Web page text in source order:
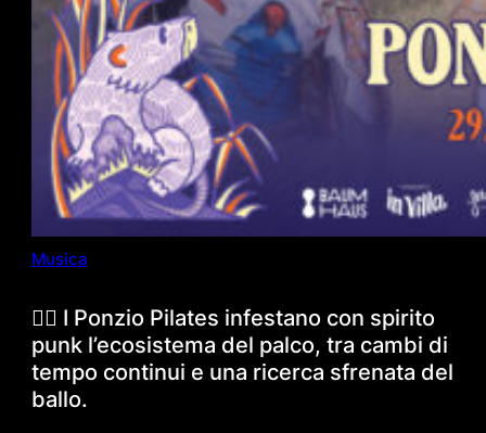
Musica
🏋️‍♀️ I Ponzio Pilates infestano con spirito
punk l’ecosistema del palco, tra cambi di
tempo continui e una ricerca sfrenata del
ballo.